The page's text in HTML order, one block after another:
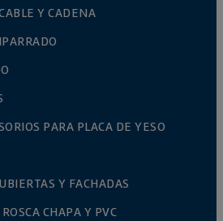
Y CADENA
PARA PLACA DE YESO
Y FACHADAS
CHAPA Y PVC